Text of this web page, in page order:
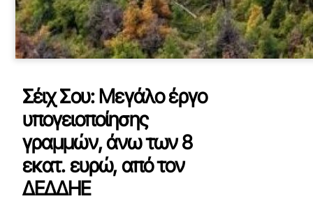
Σέιχ Σου: Μεγάλο έργο
υπογειοποίησης
γραμμών, άνω των 8
εκατ. ευρώ, από τον
ΔΕΔΔΗΕ